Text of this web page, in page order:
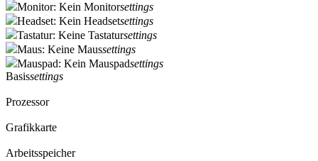
Monitor: Kein Monitorsettings
Headset: Kein Headsetsettings
Tastatur: Keine Tastatursettings
Maus: Keine Maussettings
Mauspad: Kein Mauspadsettings
Basissettings
Prozessor
Grafikkarte
Arbeitsspeicher